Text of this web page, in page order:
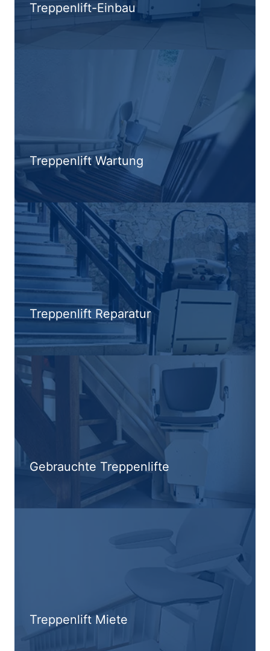
Treppenlift-Einbau
Treppenlift Wartung
Treppenlift Reparatur
Gebrauchte Treppenlifte
Treppenlift Miete